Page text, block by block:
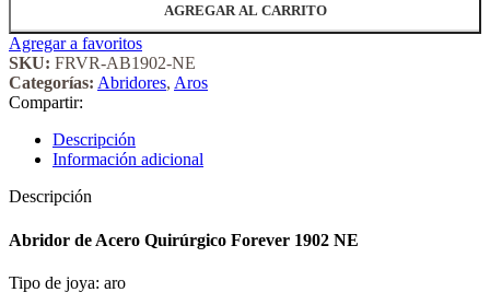
AGREGAR AL CARRITO
Agregar a favoritos
SKU: FRVR-AB1902-NE
Categorías: Abridores, Aros
Compartir:
Descripción
Información adicional
Descripción
Abridor de Acero Quirúrgico Forever 1902 NE
Tipo de joya: aro